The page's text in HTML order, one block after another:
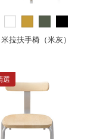
拉扶手椅（米灰）
選